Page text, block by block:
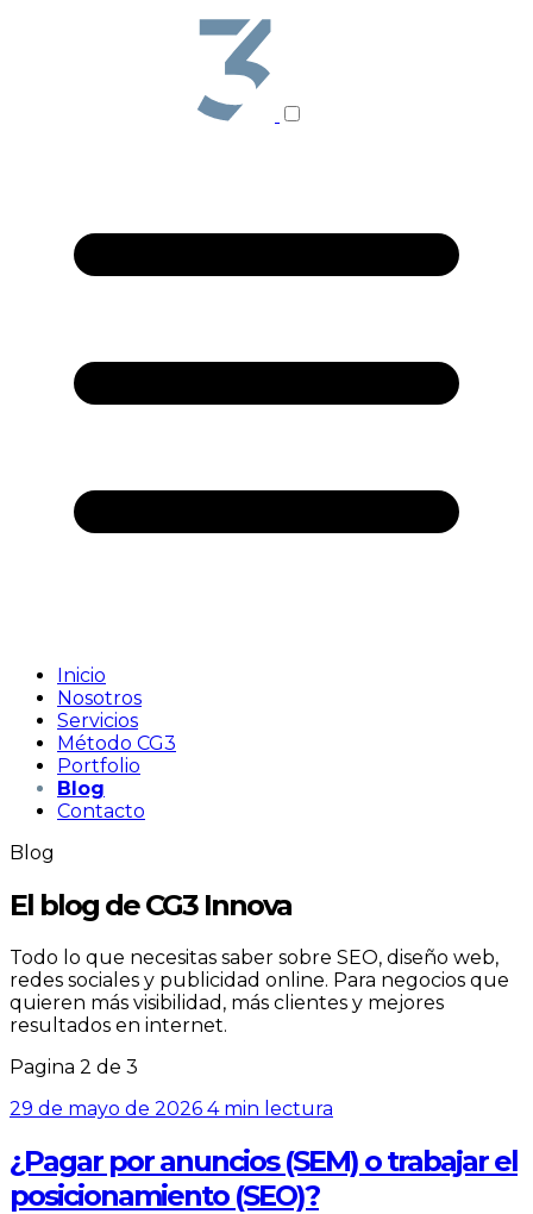
Inicio
Nosotros
Servicios
Método CG3
Portfolio
Blog
Contacto
Blog
El blog de CG3 Innova
Todo lo que necesitas saber sobre SEO, diseño web,
redes sociales y publicidad online. Para negocios que
quieren más visibilidad, más clientes y mejores
resultados en internet.
Pagina 2 de 3
29 de mayo de 2026 4 min lectura
¿Pagar por anuncios (SEM) o trabajar el
posicionamiento (SEO)?